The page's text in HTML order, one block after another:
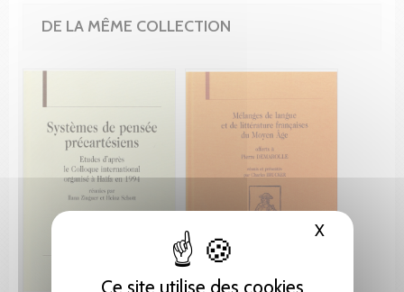
Ce site utilise des cookies
XMasquer
DE LA MÊME COLLECTION